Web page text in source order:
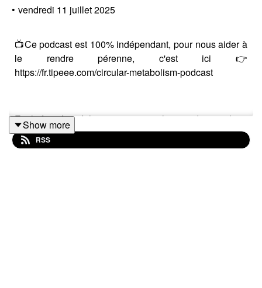
• vendredi 11 juillet 2025
📺Ce podcast est 100% indépendant, pour nous aider à
le rendre pérenne, c'est ici 👉
https://fr.tipeee.com/circular-metabolism-podcast
Ecole fermés, sécheresse et canicule record, agriculture
en péril, nous venons de vivre du “jamais vu” pour un
mois de juin. Mais surtout ce mois de juin semble être
Show more
RSS